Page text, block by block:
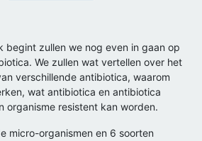
begint zullen we nog even in gaan op
We zullen wat vertellen over het
verschillende antibiotica, waarom
wat antibiotica en antibiotica
organisme resistent kan worden.
micro-organismen en 6 soorten